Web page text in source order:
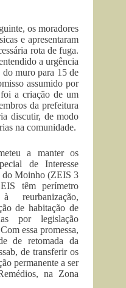
os moradores
e apresentaram
rota de fuga.
a urgência
muro para 15 de
assumido por
a criação de um
da prefeitura
discutir, de modo
na comunidade.
a manter os
de Interesse
do Moinho (ZEIS 3
têm perímetro
reurbanização,
de habitação de
por legislação
essa promessa,
de retomada da
de transferir os
permanente a ser
na Zona